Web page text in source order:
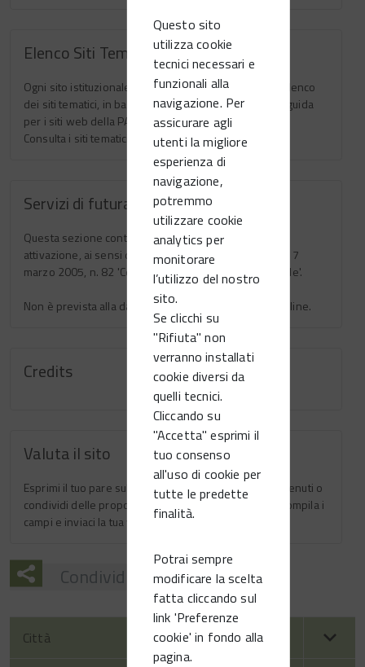
Questo sito
utilizza cookie
tecnici necessari e
funzionali alla
navigazione. Per
assicurare agli
utenti la migliore
esperienza di
navigazione,
potremmo
utilizzare cookie
analytics per
monitorare
l’utilizzo del nostro
sito.
Se clicchi su
"Rifiuta" non
verranno installati
cookie diversi da
quelli tecnici.
Cliccando su
"Accetta" esprimi il
tuo consenso
all'uso di cookie per
tutte le predette
finalità.
Potrai sempre
modificare la scelta
fatta cliccando sul
link 'Preferenze
cookie' in fondo alla
pagina.
Elenco Siti Tematici
Ogni sito istituzionale della PA è tenuto ad avere un elenco
dei siti tematici, in base a quanto stabilito nelle Linee guida
per i siti web della PA (Pubblica Ammistrazione).
Consulta i siti tematici del Comune.
Servizi di futura attivazione
Questa sezione contiene l'elenco dei servizi di futura
attivazione, ai sensi dell'art. 54 del decreto legislativo 7
marzo 2005, n. 82 'Codice dell'Amministrazione Digitale'.
Non è prevista alla data l'attivazione di altri servizi on line.
Credits
Valuta il sito
Esprimi il tuo pare sulla facilità di navigazione dei contenuti o
condividi delle proposte di migliorie per il sito web: compila i
campi e inviaci la tua valutazione.
Condividi
Città